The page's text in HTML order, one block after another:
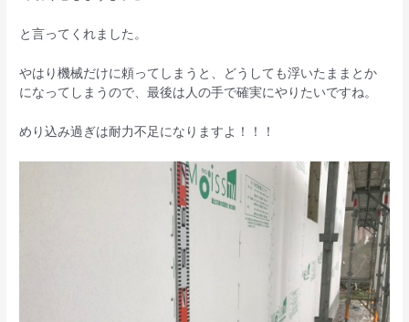
と言ってくれました。
やはり機械だけに頼ってしまうと、どうしても浮いたままとか
になってしまうので、最後は人の手で確実にやりたいですね。
めり込み過ぎは耐力不足になりますよ！！！